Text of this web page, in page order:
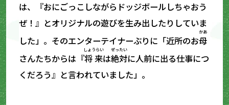
は、『おにごっこしながらドッジボールしちゃおう
ぜ！』とオリジナルの遊びを生み出したりしていま
した」。そのエンターテイナーぶりに「近所のお母
かあ
さんたちからは『将来
しょうらい
は絶対
ぜったい
に人前に出る仕事につ
くだろう』と言われていました」。